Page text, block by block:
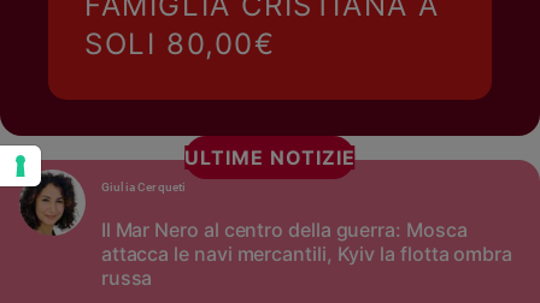
SOLI 80,00€
ULTIME NOTIZIE
Il Mar Nero al centro della guerra: Mosca
attacca le navi mercantili, Kyiv la flotta ombra
russa
Giulia Cerqueti